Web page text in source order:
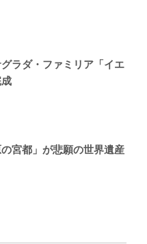
ラダ・ファミリア「イエ
の宮都」が悲願の世界遺産